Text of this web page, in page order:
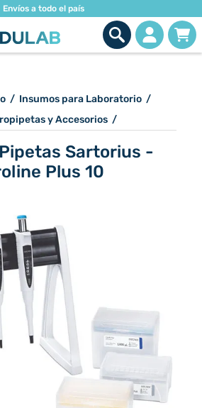
Envíos a todo el país
/ Insumos para Laboratorio /
y Accesorios /
Sartorius -
Plus 10